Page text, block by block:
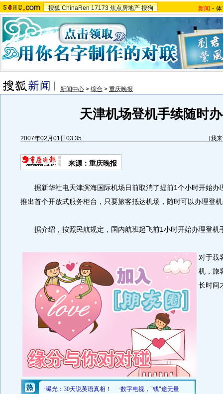
搜狐 ChinaRen 17173 焦点房地产 搜狗 新闻 -
新闻中心 > 综合 > 重庆晚报
天津机场登机手续随时
2007年02月01日03:35 [我
来源：重庆晚报
据新华社电天津滨海国际机场日前取消了提前1个小时开始办
推出首个开放式服务柜台，只要旅客抵达机场，随时可以办理登
据介绍，按照民航规定，国内航班起飞前1小时开始办理登机
对于载
机，旅
长时间